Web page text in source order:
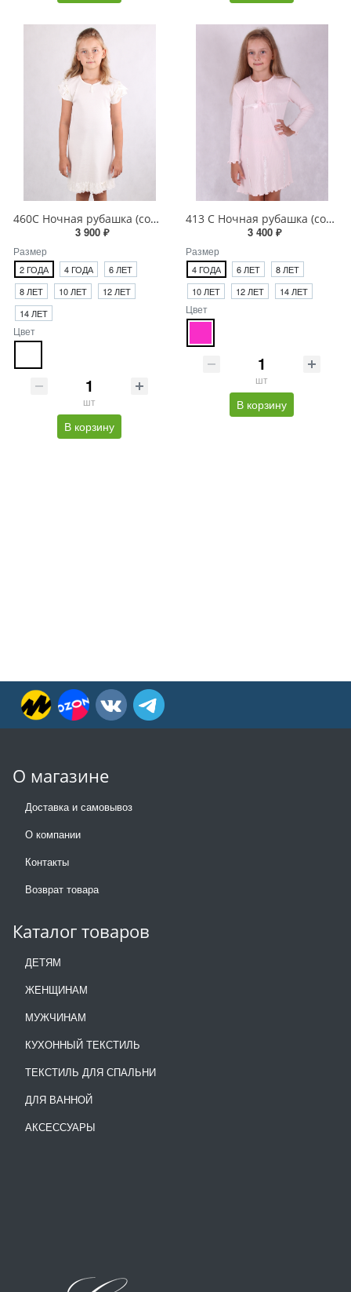
460C Ночная рубашка (сорочка) для девочки
3 900 ₽
Размер
2 ГОДА 4 ГОДА
6 ЛЕТ
8 ЛЕТ
10 ЛЕТ
12 ЛЕТ
14 ЛЕТ
Цвет
шт
В корзину
413 C Ночная рубашка (сорочка) для девочки
3 400 ₽
Размер
4 ГОДА 6 ЛЕТ
8 ЛЕТ
10 ЛЕТ
12 ЛЕТ 14 ЛЕТ
Цвет
шт
В корзину
О магазине
Доставка и самовывоз
О компании
Контакты
Возврат товара
Каталог товаров
ДЕТЯМ
ЖЕНЩИНАМ
МУЖЧИНАМ
КУХОННЫЙ ТЕКСТИЛЬ
ТЕКСТИЛЬ ДЛЯ СПАЛЬНИ
ДЛЯ ВАННОЙ
АКСЕССУАРЫ